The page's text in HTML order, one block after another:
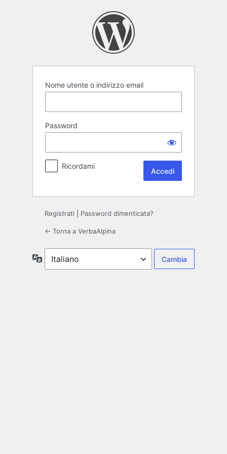
Nome utente o indirizzo email
Password
Ricordami
Registrati Password dimenticata?
← Torna a VerbaAlpina
Lingua